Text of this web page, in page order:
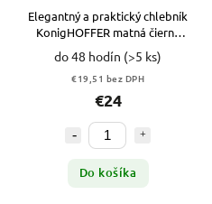
Elegantný a praktický chlebník
KonigHOFFER matná čierna
VYPR
do 48 hodín (>5 ks)
€19,51 bez DPH
€24
Do košíka